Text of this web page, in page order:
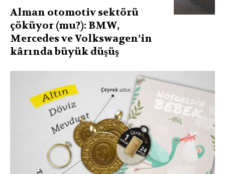
Alman otomotiv sektörü
çöküyor (mu?): BMW,
Mercedes ve Volkswagen’in
kârında büyük düşüş